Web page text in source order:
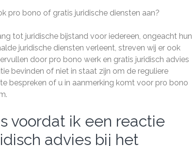
pro bono of gratis juridische diensten aan?
tot juridische bijstand voor iedereen, ongeacht hun
juridische diensten verleent, streven wij er ook
door pro bono werk en gratis juridisch advies
bevinden of niet in staat zijn om de reguliere
bespreken of u in aanmerking komt voor pro bono
voordat ik een reactie
advies bij het